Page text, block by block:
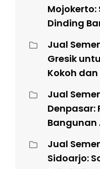
Mojokerto:
Dinding
Jual
Gresik
Kokoh dan
Jual
Denpasar:
Bangunan
Jual
Sidoarjo: